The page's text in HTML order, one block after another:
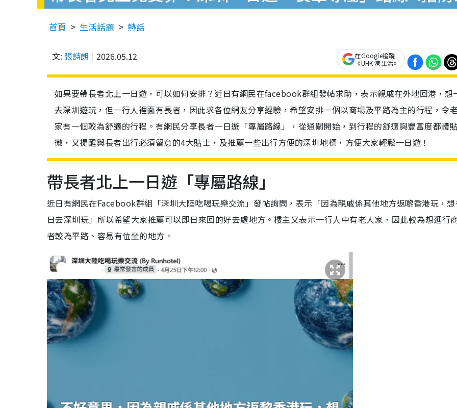
首頁 生活話題 熱話
文: 張詩朗 2026.05.12
在Google追蹤
《UHK 港生活》
如果要帶長者北上一日遊，可以如何安排？近日有網民在facebook群組發帖求助，表示親戚在外地回港，想
去深圳遊玩，但一行人裡面有長者，因此求各位網友分享經驗，希望安排一個以商場及平路為主的行程，令
家有一個較為舒適的行程。有網民分享長者一日遊「專屬路線」，從通關開始，到行程的舒適與豐富度都體
微，又提醒與長者出行必須留意的4大貼士，及推薦一些出行方便的深圳地標，方便大家輕鬆一日遊！
帶長者北上一日遊「專屬路線」
近日有網民在Facebook群組「深圳大陸吃喝玩樂交流」發帖詢問，表示「因為親戚係其他地方返嚟香港玩，
日去深圳玩」所以希望大家推薦可以即日來回的好去處地方。樓主又表示一行人中有老人家，因此較為想逛行
者較為平路、容易有位坐的地方。